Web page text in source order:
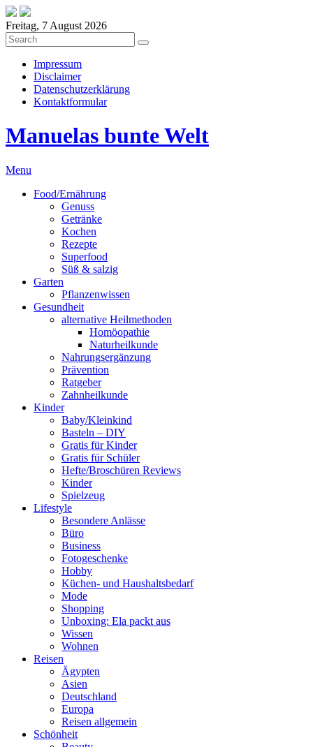
Freitag, 7 August 2026
Impressum
Disclaimer
Datenschutzerklärung
Kontaktformular
Manuelas bunte Welt
Menu
Food/Ernährung
Genuss
Getränke
Kochen
Rezepte
Superfood
Süß & salzig
Garten
Pflanzenwissen
Gesundheit
alternative Heilmethoden
Homöopathie
Naturheilkunde
Nahrungsergänzung
Prävention
Ratgeber
Zahnheilkunde
Kinder
Baby/Kleinkind
Basteln – DIY
Gratis für Kinder
Gratis für Schüler
Hefte/Broschüren Reviews
Kinder
Spielzeug
Lifestyle
Besondere Anlässe
Büro
Business
Fotogeschenke
Hobby
Küchen- und Haushaltsbedarf
Mode
Shopping
Unboxing: Ela packt aus
Wissen
Wohnen
Reisen
Ägypten
Asien
Deutschland
Europa
Reisen allgemein
Schönheit